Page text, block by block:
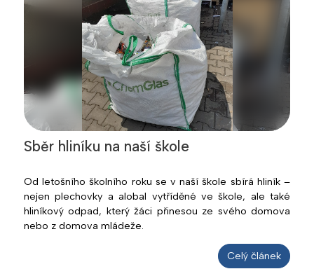
Sběr hliníku na naší škole
Od letošního školního roku se v naší škole sbírá hliník –
nejen plechovky a alobal vytříděné ve škole, ale také
hliníkový odpad, který žáci přinesou ze svého domova
nebo z domova mládeže.
Celý článek